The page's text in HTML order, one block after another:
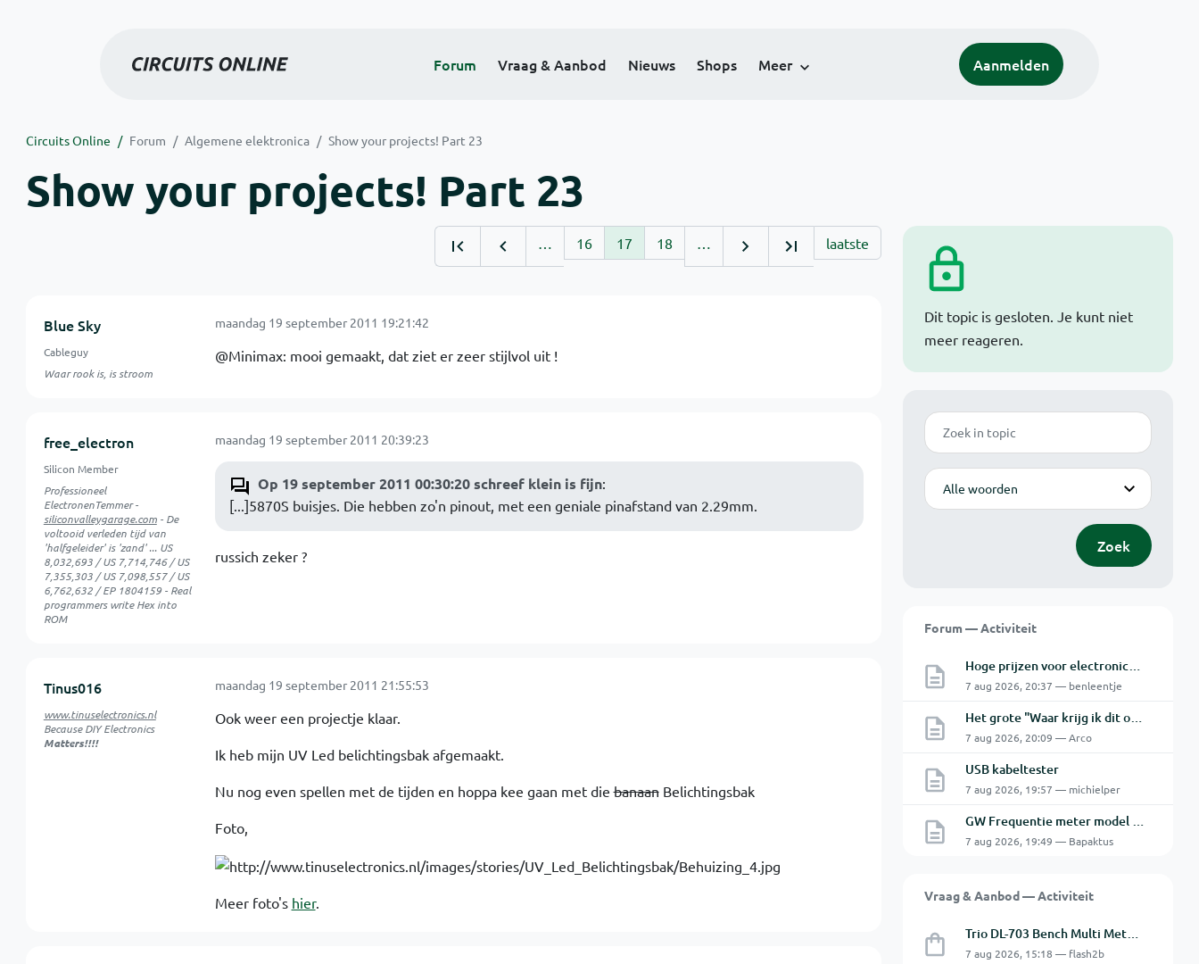
Forum Vraag & Aanbod Nieuws Shops Meer Aanmelden
Circuits Online Forum Algemene elektronica Show your projects! Part 23
Show your projects! Part 23
Dit topic is gesloten. Je kunt niet
meer reageren.
Zoek
Modus
Zoek
Forum — Activiteit
Hoge prijzen voor electronica hobbyisten
7 aug 2026, 20:37 — benleentje
Het grote "Waar krijg ik dit onderdeel" topic Deel 11
7 aug 2026, 20:09 — Arco
USB kabeltester
7 aug 2026, 19:57 — michielper
GW Frequentie meter model GFC-8010G probleem
7 aug 2026, 19:49 — Bapaktus
Vraag & Aanbod — Activiteit
Trio DL-703 Bench Multi Meter **VERKOCHT**
7 aug 2026, 15:18 — flash2b
… 16 17 18 … laatste
Blue Sky
Cableguy
Waar rook is, is stroom
maandag 19 september 2011 19:21:42
@Minimax: mooi gemaakt, dat ziet er zeer stijlvol uit !
free_electron
Silicon Member
Professioneel
ElectronenTemmer -
siliconvalleygarage.com- De
voltooid verleden tijd van
'halfgeleider' is 'zand' ... US
8,032,693 / US 7,714,746 / US
7,355,303 / US 7,098,557 / US
6,762,632 / EP 1804159 - Real
programmers write Hex into
ROM
maandag 19 september 2011 20:39:23
Op 19 september 2011 00:30:20 schreef klein is fijn:
[...]5870S buisjes. Die hebben zo'n pinout, met een geniale pinafstand van 2.29mm.
russich zeker ?
Tinus016
www.tinuselectronics.nl
Because DIY Electronics
Matters!!!!
maandag 19 september 2011 21:55:53
Ook weer een projectje klaar.
Ik heb mijn UV Led belichtingsbak afgemaakt.
Nu nog even spellen met de tijden en hoppa kee gaan met diebanaanBelichtingsbak
Foto,
Meer foto's hier.